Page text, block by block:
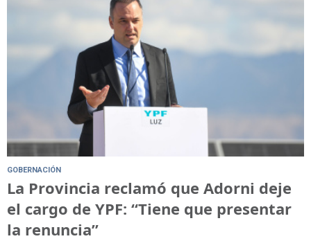
GOBERNACIÓN
La Provincia reclamó que Adorni deje
el cargo de YPF: “Tiene que presentar
la renuncia”